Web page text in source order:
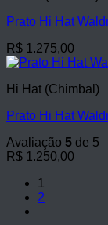
Prato Hi Hat
R$ 1.275,00
Hi Hat (Chimbal)
Prato Hi Hat
Avaliação 5 de 5
R$ 1.250,00
1
2